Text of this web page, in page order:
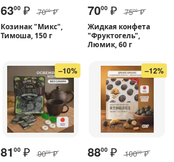
6300 ₽ 7000 ₽
Козинак "Микс",
Тимоша, 150 г
7000 ₽ 7500 ₽
Жидкая конфета
"Фруктогель",
Люмик, 60 г
–10%
8100 ₽ 9000 ₽
–12%
8800 ₽ 10000 ₽